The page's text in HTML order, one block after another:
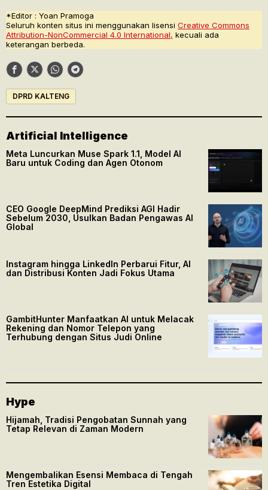
*Editor : Yoan Pramoga
Seluruh konten situs ini menggunakan lisensi Creative Commons
Attribution-NonCommercial 4.0 International, kecuali ada
keterangan berbeda.
DPRD KALTENG
Artificial Intelligence
Meta Luncurkan Muse Spark 1.1, Model AI
Baru untuk Coding dan Agen Otonom
CEO Google DeepMind Prediksi AGI Hadir
Sebelum 2030, Usulkan Badan Pengawas AI
Global
Instagram hingga LinkedIn Perbarui Fitur, AI
dan Distribusi Konten Jadi Fokus Utama
GambitHunter Manfaatkan AI untuk Melacak
Rekening dan Nomor Telepon yang
Terhubung dengan Situs Judi Online
Hype
Hijamah, Tradisi Pengobatan Sunnah yang
Tetap Relevan di Zaman Modern
Mengembalikan Esensi Membaca di Tengah
Tren Estetika Digital